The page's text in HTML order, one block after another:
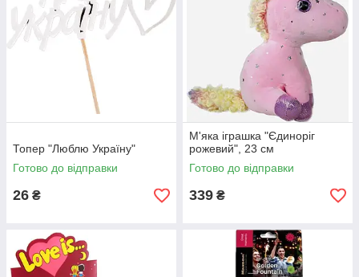
Топер "Люблю Україну"
Готово до відправки
26 ₴
М'яка іграшка "Єдиноріг
рожевий", 23 см
Готово до відправки
339 ₴